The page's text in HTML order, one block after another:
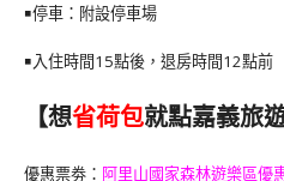
￭停車：附設停車場
￭入住時間15點後，退房時間12點前
【想省荷包就點嘉義旅
優惠票劵： 阿里山國家森林遊樂區優